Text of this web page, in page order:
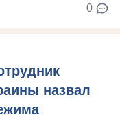
0
назвал